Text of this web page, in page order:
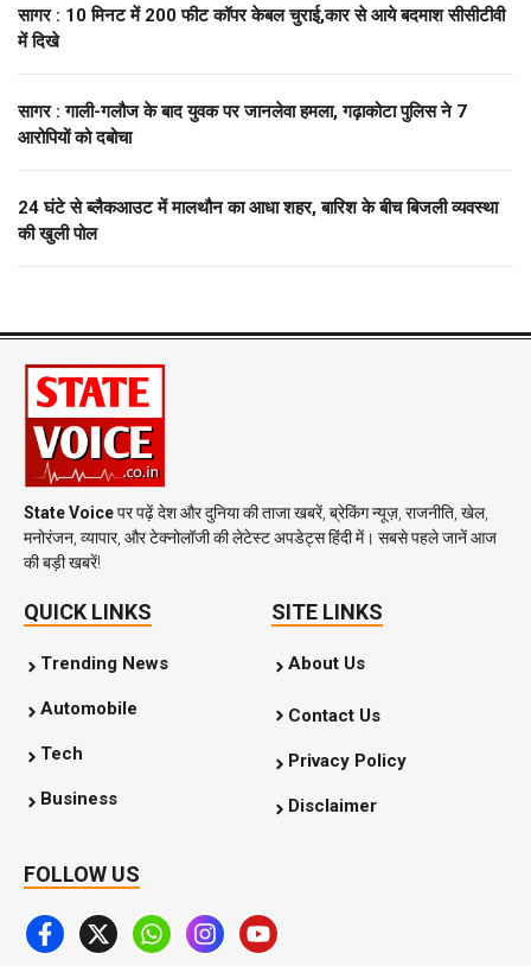
सागर : 10 मिनट में 200 फीट कॉपर केबल चुराई,कार से आये बदमाश सीसीटीवी
में दिखे
सागर : गाली-गलौज के बाद युवक पर जानलेवा हमला, गढ़ाकोटा पुलिस ने 7
आरोपियों को दबोचा
24 घंटे से ब्लैकआउट में मालथौन का आधा शहर, बारिश के बीच बिजली व्यवस्था
की खुली पोल
State Voiceपर पढ़ें देश और दुनिया की ताजा खबरें, ब्रेकिंग न्यूज़, राजनीति, खेल,
मनोरंजन, व्यापार, और टेक्नोलॉजी की लेटेस्ट अपडेट्स हिंदी में। सबसे पहले जानें आज
की बड़ी खबरें!
QUICK LINKS
Trending News
Automobile
Tech
Business
SITE LINKS
About Us
Contact Us
Privacy Policy
Disclaimer
FOLLOW US